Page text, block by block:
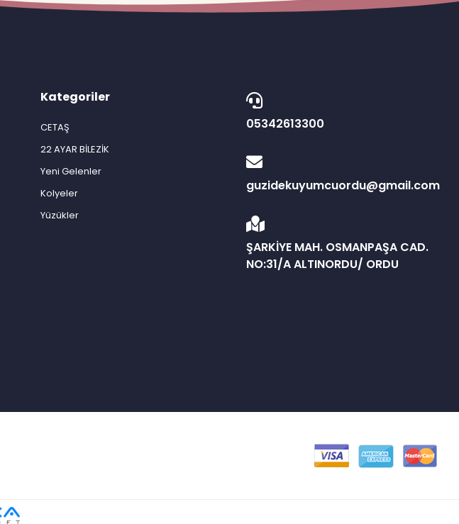
Kategoriler
CETAŞ
22 AYAR BİLEZİK
Yeni Gelenler
Kolyeler
Yüzükler
05342613300
guzidekuyumcuordu@gmail.com
ŞARKİYE MAH. OSMANPAŞA CAD.
NO:31/A ALTINORDU/ ORDU